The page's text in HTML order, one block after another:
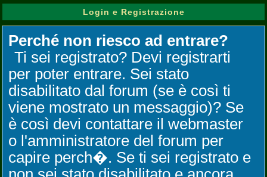
Login e Registrazione
Perché non riesco ad entrare?
Ti sei registrato? Devi registrarti
per poter entrare. Sei stato
disabilitato dal forum (se è così ti
viene mostrato un messaggio)? Se
è così devi contattare il webmaster
o l'amministratore del forum per
capire perch�. Se ti sei registrato e